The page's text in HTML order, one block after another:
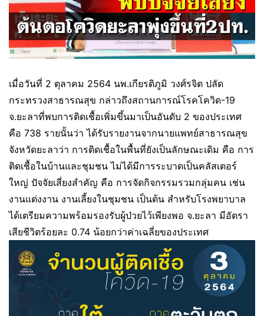
เมื่อวันที่ 2 ตุลาคม 2564 นพ.เกียรติภูมิ วงศ์รจิต ปลัด
กระทรวงสาธารณสุข กล่าวถึงสถานการณ์โรคโควิด-19
จ.ยะลาที่พบการติดเชื้อเพิ่มขึ้นมาเป็นอันดับ 2 ของประเทศ
คือ 738 รายนั้นว่า ได้รับรายงานจากนายแพทย์สาธารณสุข
จังหวัดยะลาว่า การติดเชื้อในพื้นที่ยังเป็นลักษณะเดิม คือ การ
ติดเชื้อในบ้านและชุมชน ไม่ได้มีการระบาดเป็นคลัสเตอร์
ใหญ่ ปัจจัยเสี่ยงสำคัญ คือ การจัดกิจกรรมรวมกลุ่มคน เช่น
งานแต่งงาน งานเลี้ยงในชุมชน เป็นต้น สำหรับโรงพยาบาล
ได้เตรียมความพร้อมรองรับผู้ป่วยไว้เพียงพอ จ.ยะลา มีอัตรา
เสียชีวิตร้อยละ 0.74 น้อยกว่าค่าเฉลี่ยของประเทศ